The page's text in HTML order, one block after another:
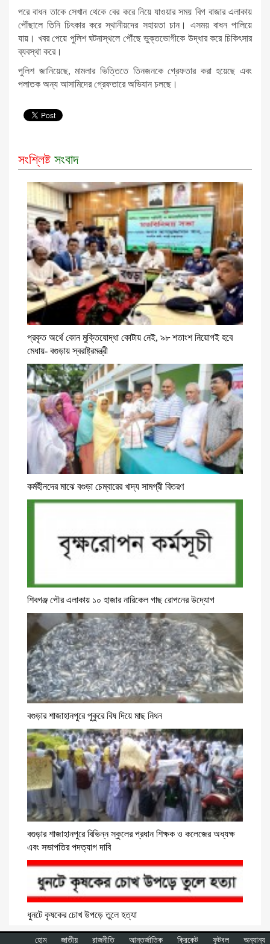
পরে বাধন তাকে সেখান থেকে বের করে নিয়ে যাওয়ার সময় বিগ বাজার এলাকায়
পৌঁছালে তিনি চিৎকার করে স্থানীয়দের সহায়তা চান। এসময় বাধন পালিয়ে
যায়। খবর পেয়ে পুলিশ ঘটনাস্থলে পৌঁছে ভুক্তভোগীকে উদ্ধার করে চিকিৎসার
ব্যবস্থা করে।
পুলিশ জানিয়েছে, মামলার ভিত্তিতে তিনজনকে গ্রেফতার করা হয়েছে এবং
পলাতক অন্য আসামিদের গ্রেফতারে অভিযান চলছে।
সংশ্লিষ্ট সংবাদ
প্রকৃত অর্থে কোন মুক্তিযোদ্ধা কোটায় নেই, ৯৮ শতাংশ নিয়োগই হবে
মেধায়- বগুড়ায় স্বরাষ্ট্রমন্ত্রী
কর্মহীনদের মাঝে বগুড়া চেম্বারের খাদ্য সামগ্রী বিতরণ
শিবগঞ্জ পৌর এলাকায় ১০ হাজার নারিকেল গাছ রোপনের উদ্যোগ
বগুড়ার শাজাহানপুরে পুকুরে বিষ দিয়ে মাছ নিধন
বগুড়ার শাজাহানপুরে বিভিন্ন স্কুলের প্রধান শিক্ষক ও কলেজের অধ্যক্ষ
এবং সভাপতির পদত্যাগ দাবি
ধুনটে কৃষকের চোখ উপড়ে তুলে হত্যা
হোম জাতীয় রাজনীতি আন্তর্জাতিক ক্রিকেট ফুটবল অন্যান্য